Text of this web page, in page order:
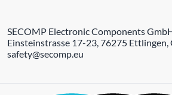
SECOMP Electronic Components
Einsteinstrasse 17-23, 76275 Ettlingen,
safety@secomp.eu